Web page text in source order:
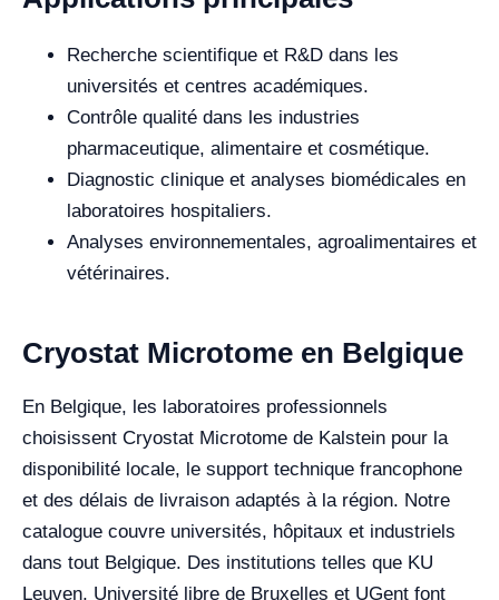
Recherche scientifique et R&D dans les
universités et centres académiques.
Contrôle qualité dans les industries
pharmaceutique, alimentaire et cosmétique.
Diagnostic clinique et analyses biomédicales en
laboratoires hospitaliers.
Analyses environnementales, agroalimentaires et
vétérinaires.
Cryostat Microtome en Belgique
En Belgique, les laboratoires professionnels
choisissent Cryostat Microtome de Kalstein pour la
disponibilité locale, le support technique francophone
et des délais de livraison adaptés à la région. Notre
catalogue couvre universités, hôpitaux et industriels
dans tout Belgique. Des institutions telles que KU
Leuven, Université libre de Bruxelles et UGent font